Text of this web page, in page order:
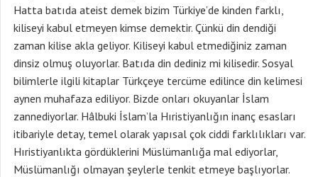
Hatta batıda ateist demek bizim Türkiye’de kinden farklı,
kiliseyi kabul etmeyen kimse demektir. Çünkü din dendiği
zaman kilise akla geliyor. Kiliseyi kabul etmediğiniz zaman
dinsiz olmuş oluyorlar. Batıda din dediniz mi kilisedir. Sosyal
bilimlerle ilgili kitaplar Türkçeye tercüme edilince din kelimesi
aynen muhafaza ediliyor. Bizde onları okuyanlar İslam
zannediyorlar. Hâlbuki İslam’la Hıristiyanlığın inanç esasları
itibariyle detay, temel olarak yapısal çok ciddi farklılıkları var.
Hıristiyanlıkta gördüklerini Müslümanlığa mal ediyorlar,
Müslümanlığı olmayan şeylerle tenkit etmeye başlıyorlar.